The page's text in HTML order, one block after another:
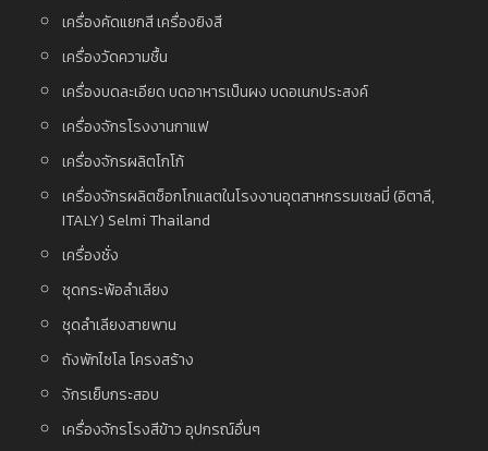
เครื่องคัดแยกสี เครื่องยิงสี
เครื่องวัดความชื้น
เครื่องบดละเอียด บดอาหารเป็นผง บดอเนกประสงค์
เครื่องจักรโรงงานกาแฟ
เครื่องจักรผลิตโกโก้
เครื่องจักรผลิตช็อกโกแลตในโรงงานอุตสาหกรรมเซลมี่ (อิตาลี,
ITALY) Selmi Thailand
เครื่องชั่ง
ชุดกระพ้อลำเลียง
ชุดลำเลียงสายพาน
ถังพักไซโล โครงสร้าง
จักรเย็บกระสอบ
เครื่องจักรโรงสีข้าว อุปกรณ์อื่นๆ